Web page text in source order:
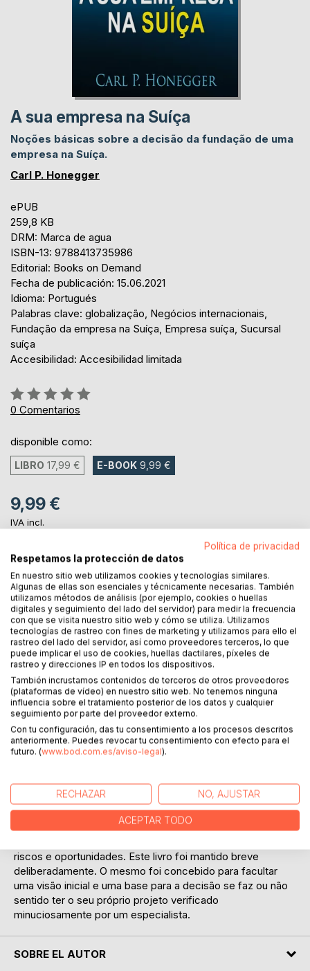
A sua empresa na Suíça
Noções básicas sobre a decisão da fundação de uma
empresa na Suíça.
Carl P. Honegger
ePUB
259,8 KB
DRM: Marca de agua
ISBN-13: 9788413735986
Editorial: Books on Demand
Fecha de publicación: 15.06.2021
Idioma: Portugués
Palabras clave: globalização, Negócios internacionais,
Fundação da empresa na Suíça, Empresa suíça, Sucursal
suíça
Accesibilidad: Accesibilidad limitada
Rating:
0%
0 Comentarios
disponible como:
LIBRO 17,99 € E-BOOK 9,99 €
9,99 €
IVA incl.
AL CARRITO
Añadir a lista de deseo
Haz una reseña
DESCRIPCIÓN
Neste guia, o autor suíço, Carl P. Honegger, introduz
questões fundamentais sobre o tópico da fundação de
uma empresa ou de um escritório filial na Suíça.
riscos e oportunidades. Este livro foi mantido breve
deliberadamente. O mesmo foi concebido para facultar
uma visão inicial e uma base para a decisão se faz ou não
sentido ter o seu próprio projeto verificado
minuciosamente por um especialista.
SOBRE EL AUTOR
Política de privacidad
Respetamos la protección de datos
En nuestro sitio web utilizamos cookies y tecnologías similares.
Algunas de ellas son esenciales y técnicamente necesarias. También
utilizamos métodos de análisis (por ejemplo, cookies o huellas
digitales y seguimiento del lado del servidor) para medir la frecuencia
con que se visita nuestro sitio web y cómo se utiliza. Utilizamos
tecnologías de rastreo con fines de marketing y utilizamos para ello el
rastreo del lado del servidor, así como proveedores terceros, lo que
puede implicar el uso de cookies, huellas dactilares, píxeles de
rastreo y direcciones IP en todos los dispositivos.
También incrustamos contenidos de terceros de otros proveedores
(plataformas de vídeo) en nuestro sitio web. No tenemos ninguna
influencia sobre el tratamiento posterior de los datos y cualquier
seguimiento por parte del proveedor externo.
Con tu configuración, das tu consentimiento a los procesos descritos
anteriormente. Puedes revocar tu consentimiento con efecto para el
futuro. (www.bod.com.es/aviso-legal).
RECHAZAR NO, AJUSTAR
ACEPTAR TODO